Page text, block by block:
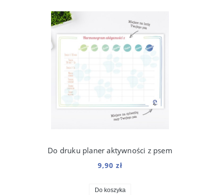
Do druku planer aktywności z psem
9,90 zł
Do koszyka